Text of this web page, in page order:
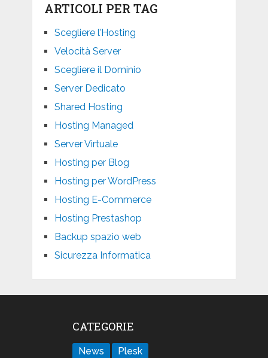
ARTICOLI PER TAG
Scegliere l’Hosting
Velocità Server
Scegliere il Dominio
Server Dedicato
Shared Hosting
Hosting Managed
Server Virtuale
Hosting per Blog
Hosting per WordPress
Hosting E-Commerce
Hosting Prestashop
Backup spazio web
Sicurezza Informatica
CATEGORIE
News
Plesk